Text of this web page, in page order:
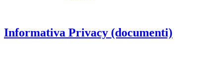
Informativa Privacy (documenti)